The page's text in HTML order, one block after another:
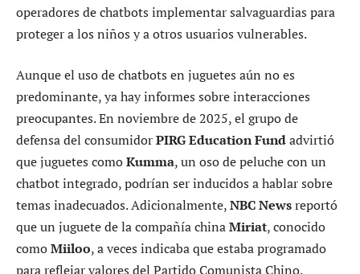
operadores de chatbots implementar salvaguardias para
proteger a los niños y a otros usuarios vulnerables.
Aunque el uso de chatbots en juguetes aún no es
predominante, ya hay informes sobre interacciones
preocupantes. En noviembre de 2025, el grupo de
defensa del consumidorPIRG Education Fundadvirtió
que juguetes comoKumma, un oso de peluche con un
chatbot integrado, podrían ser inducidos a hablar sobre
temas inadecuados. Adicionalmente,NBC Newsreportó
que un juguete de la compañía chinaMiriat, conocido
comoMiiloo, a veces indicaba que estaba programado
para reflejar valores del Partido Comunista Chino.